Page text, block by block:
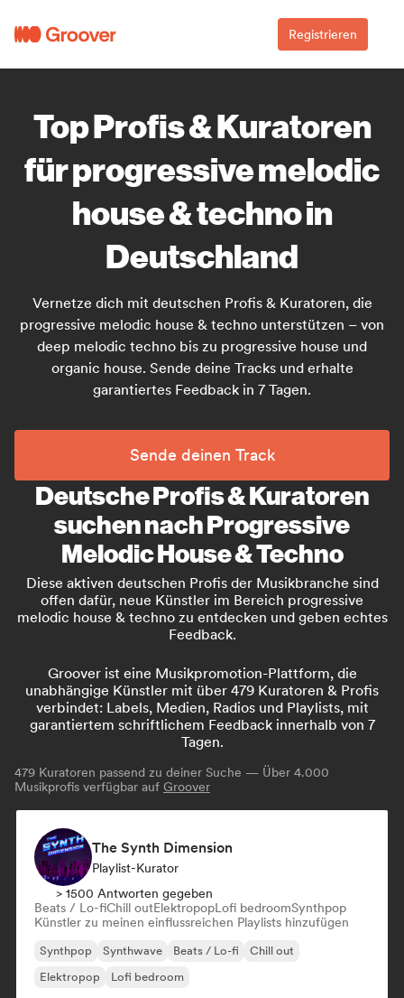
Registrieren
Top Profis & Kuratoren
für progressive melodic
house & techno in
Deutschland
Vernetze dich mit deutschen Profis & Kuratoren, die
progressive melodic house & techno unterstützen – von
deep melodic techno bis zu progressive house und
organic house. Sende deine Tracks und erhalte
garantiertes Feedback in 7 Tagen.
Sende deinen Track
Deutsche Profis & Kuratoren
suchen nach Progressive
Melodic House & Techno
Diese aktiven deutschen Profis der Musikbranche sind
offen dafür, neue Künstler im Bereich progressive
melodic house & techno zu entdecken und geben echtes
Feedback.
Groover ist eine Musikpromotion-Plattform, die
unabhängige Künstler mit über 479 Kuratoren & Profis
verbindet: Labels, Medien, Radios und Playlists, mit
garantiertem schriftlichem Feedback innerhalb von 7
Tagen.
479 Kuratoren passend zu deiner Suche — Über 4.000
Musikprofis verfügbar auf Groover
The Synth Dimension
Playlist-Kurator
> 1500 Antworten gegeben
Beats / Lo-fiChill outElektropopLofi bedroomSynthpop
Künstler zu meinen einflussreichen Playlists hinzufügen
Synthpop Synthwave Beats / Lo-fi
Chill out
Elektropop
Lofi bedroom